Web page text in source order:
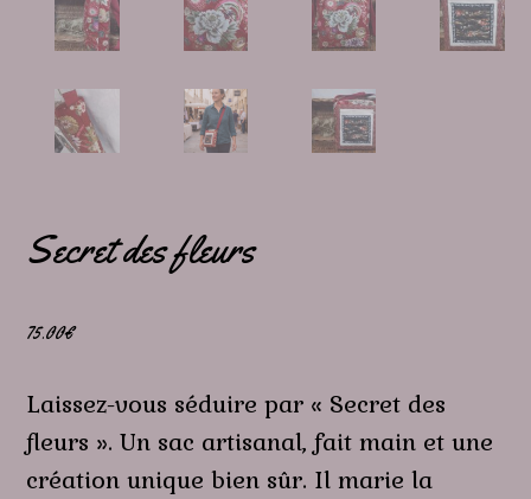
Secret des fleurs
75.00€
Laissez-vous séduire par « Secret des
fleurs ». Un sac artisanal, fait main et une
création unique bien sûr. Il marie la